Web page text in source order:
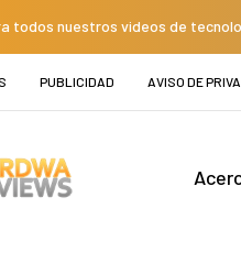
todos nuestros videos de
PUBLICIDAD AVISO DE